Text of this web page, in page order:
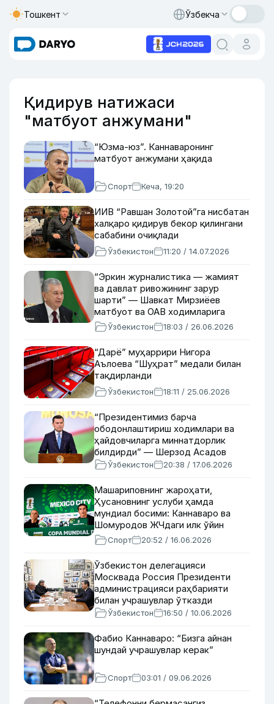
Тошкент Ўзбекча
Қидирув натижаси
"матбуот анжумани"
“Юзма-юз”. Каннаваронинг
матбуот анжумани ҳақида
Спорт Кеча, 19:20
ИИВ “Равшан Золотой”га нисбатан
халқаро қидирув бекор қилингани
сабабини очиқлади
Ўзбекистон 11:20 / 14.07.2026
“Эркин журналистика — жамият
ва давлат ривожининг зарур
шарти” — Шавкат Мирзиёев
матбуот ва ОАВ ходимларига
табрик йўллади
Ўзбекистон 18:03 / 26.06.2026
“Дарё” муҳаррири Нигора
Аълоева “Шуҳрат” медали билан
тақдирланди
Ўзбекистон 18:11 / 25.06.2026
“Президентимиз барча
ободонлаштириш ходимлари ва
ҳайдовчиларга миннатдорлик
билдирди” — Шерзод Асадов
Ўзбекистон 20:38 / 17.06.2026
Машариповнинг жароҳати,
Ҳусановнинг услуби ҳамда
мундиал босими: Каннаваро ва
Шомуродов ЖЧдаги илк ўйин
олдидан нималар деди?
Спорт 20:52 / 16.06.2026
Ўзбекистон делегацияси
Москвада Россия Президенти
администрацияси раҳбарияти
билан учрашувлар ўтказди
Ўзбекистон 16:50 / 10.06.2026
Фабио Каннаваро: “Бизга айнан
шундай учрашувлар керак”
Спорт 03:01 / 09.06.2026